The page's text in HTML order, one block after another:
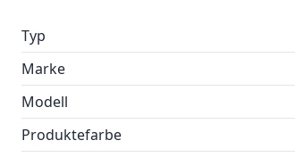
Typ
Marke
Modell
Produktefarbe